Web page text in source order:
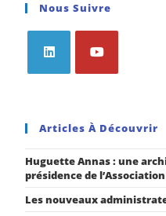
Nous Suivre
Articles À Découvrir
Huguette Annas : une
présidence de
Les nouveaux